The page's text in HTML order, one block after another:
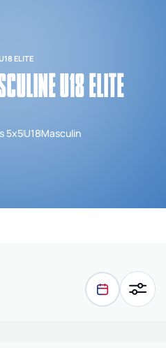
ELITE
U18 ELITE
5x5U18Masculin